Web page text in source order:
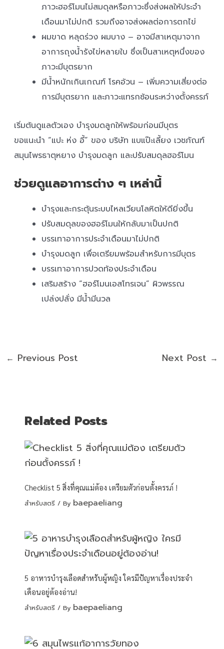
ภาวะฮอร์โมนไม่สมดุลหรือภาวะซึ่งส่งผลให้ประจำ
เดือนมาไม่ปกติ รวมถึงอาจส่งผลต่อการตกไข่
ผมขาด หลุดร่วง ผมบาง – อาจมีสาเหตุมาจาก
อาการถุงน้ำรังไข่หลายใบ ซึ่งเป็นสาเหตุหนึ่งของ
ภาวะมีบุตรยาก
มีน้ำหนักเกินเกณฑ์ โรคอ้วน – เพิ่มความเสี่ยงต่อ
การมีบุตรยาก และภาวะแทรกซ้อนระหว่างตั้งครรภ์
เริ่มต้นดูแลตัวเอง บำรุงมดลูกให้พร้อมก่อนมีบุตร
ขอแนะนำ “แปะ ห่ง อี้” ของ บริษัท แบแป๊ะเลี้ยง เวชภัณฑ์
สมุนไพรธาตุหยาง บำรุงมดลูก และปรับสมดุลฮอร์โมน
ช่วยดูแลอาการต่าง ๆ เหล่านี้
บำรุงและกระตุ้นระบบไหลเวียนโลหิตให้ดียิ่งขึ้น
ปรับสมดุลของฮอร์โมนให้กลับมาเป็นปกติ
บรรเทาอาการประจำเดือนมาไม่ปกติ
บำรุงมดลูก เพื่อเตรียมพร้อมสำหรับการมีบุตร
บรรเทาอาการปวดท้องประจำเดือน
เสริมสร้าง “ฮอร์โมนเอสโทรเจน” ผิวพรรณ
เปล่งปลั่ง มีน้ำมีนวล
← Previous Post Next Post →
Related Posts
Checklist 5 สิ่งที่คุณแม่ต้อง เตรียมตัวก่อนตั้งครรภ์ !
สำหรับสตรี / By baepaeliang
5 อาหารบำรุงเลือดสำหรับผู้หญิง ใครมีปัญหาเรื่องประจำ
เดือนอยู่ต้องอ่าน!
สำหรับสตรี / By baepaeliang